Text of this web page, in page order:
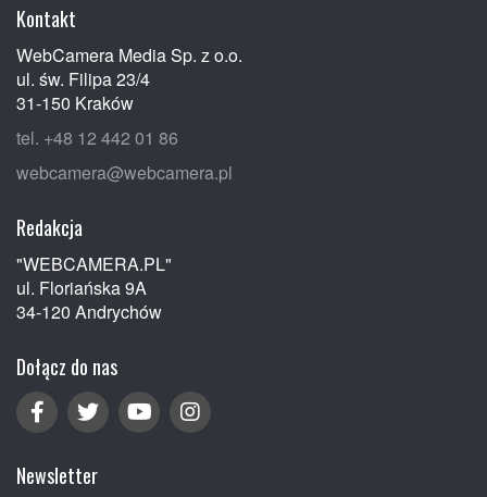
Kontakt
WebCamera Media Sp. z o.o.
ul. św. Filipa 23/4
31-150 Kraków
tel. +48 12 442 01 86
webcamera@webcamera.pl
Redakcja
"WEBCAMERA.PL"
ul. Floriańska 9A
34-120 Andrychów
Dołącz do nas
Newsletter